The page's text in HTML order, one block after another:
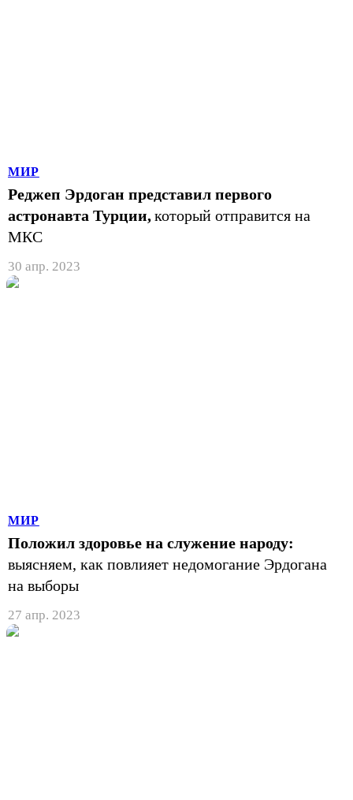
МИР
Реджеп Эрдоган представил первого
астронавта Турции,который отправится на
МКС
30 апр. 2023
МИР
Положил здоровье на служение народу:
выясняем, как повлияет недомогание Эрдогана
на выборы
27 апр. 2023